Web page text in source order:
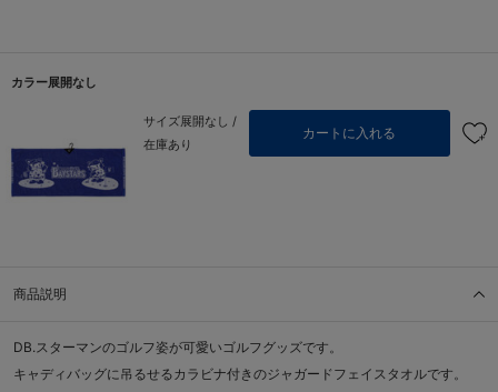
カラー展開なし
サイズ展開なし /
在庫あり
カートに入れる
商品説明
DB.スターマンのゴルフ姿が可愛いゴルフグッズです。
キャディバッグに吊るせるカラビナ付きのジャガードフェイスタオルです。